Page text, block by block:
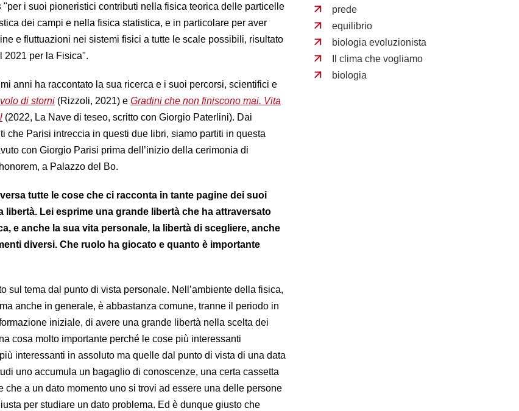
"per i suoi pioneristici contributi nella fisica teorica delle particelle
dei campi e nella fisica statistica, e in particolare per aver
e fluttuazioni nei sistemi fisici a tutte le scale possibili, risultato
2021 per la Fisica".
anni ha raccontato la sua ricerca e i suoi percorsi, scientifici e
di storni (Rizzoli, 2021) e Gradini che non finiscono mai. Vita
(2022, La Nave di teseo, scritto con Giorgio Paterlini). Dai
che Parisi intreccia in questi due libri, siamo partiti in questa
con Giorgio Parisi prima dell’inizio della cerimonia di
a Palazzo del Bo.
tutte le cose che ci racconta in tante pagine dei suoi
libertà. Lei esprime una grande libertà che ha attraversato
e anche la sua vita personale, la libertà di scegliere, anche
diversi. Che ruolo ha giocato e quanto è importante
sul tema dal punto di vista personale. Nell’ambiente della fisica,
anche in generale, è abbastanza comune, tranne il periodo in
iniziale, di avere una grande libertà nella scelta dei
cosa molto importante perché le cose più interessanti
interessanti in assoluto ma quelle dal punto di vista di una data
uno accumula un bagaglio di conoscenze, una certa cassetta
che a un dato momento uno si trovi ad essere una delle persone
per studiare un dato problema. Ed è dunque giusto che
prede
equilibrio
biologia evoluzionista
Il clima che vogliamo
biologia